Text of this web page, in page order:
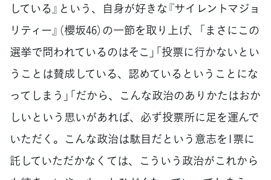
している』という、自身が好きな『サイレントマジョ
リティー』（櫻坂46）の一節を取り上げ、「まさにこの
選挙で問われているのはそこ」「投票に行かないとい
うことは賛成している、認めているということにな
ってしまう」「だから、こんな政治のありかたはおか
しいという思いがあれば、必ず投票所に足を運んで
いただく。こんな政治は駄目だという意志を1票に
託していただかなくては、こういう政治がこれから